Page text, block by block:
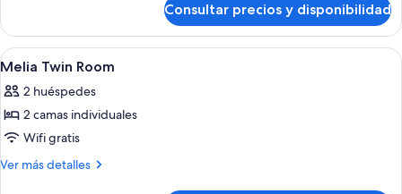
(Melia
Double
Bed)
Consultar precios y disponibilidad
Abrir
todas
las
fotos
de
Melia
Habitación de hotel con dos camas,
7
Melia Twin Room
2 huéspedes
2 camas individuales
Wifi gratis
Ver más detalles
Más